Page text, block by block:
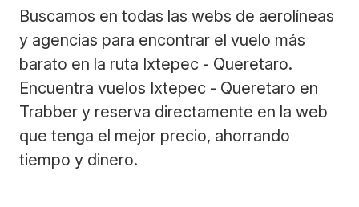
Buscamos en todas las webs de aerolíneas
y agencias para encontrar el vuelo más
barato en la ruta Ixtepec - Queretaro.
Encuentra vuelos Ixtepec - Queretaro en
Trabber y reserva directamente en la web
que tenga el mejor precio, ahorrando
tiempo y dinero.